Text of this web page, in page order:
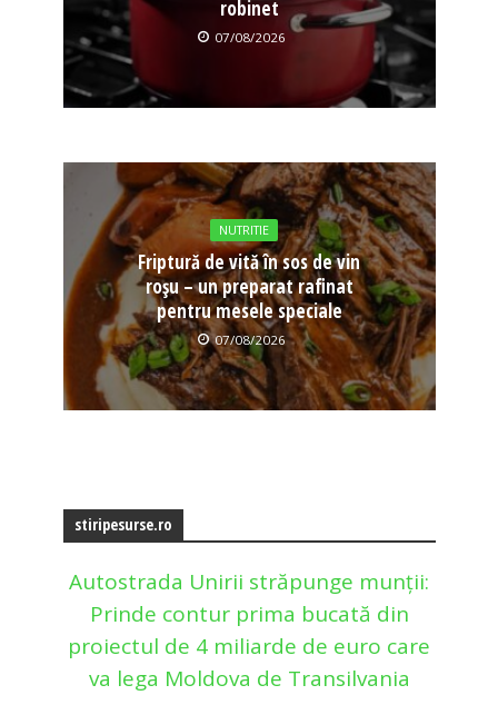
robinet
07/08/2026
NUTRITIE
Friptură de vită în sos de vin
roșu – un preparat rafinat
pentru mesele speciale
07/08/2026
stiripesurse.ro
Autostrada Unirii străpunge munții:
Prinde contur prima bucată din
proiectul de 4 miliarde de euro care
va lega Moldova de Transilvania